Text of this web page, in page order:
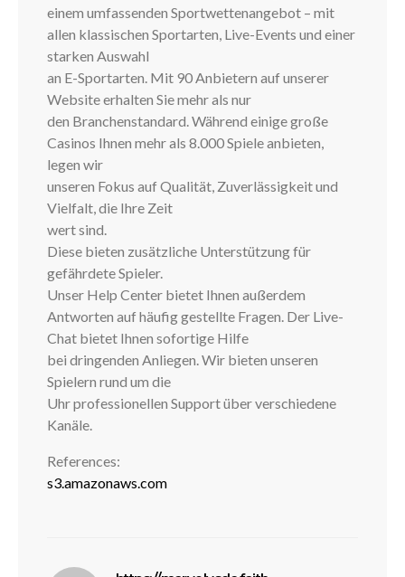
einem umfassenden Sportwettenangebot – mit
allen klassischen Sportarten, Live-Events und einer
starken Auswahl
an E-Sportarten. Mit 90 Anbietern auf unserer
Website erhalten Sie mehr als nur
den Branchenstandard. Während einige große
Casinos Ihnen mehr als 8.000 Spiele anbieten,
legen wir
unseren Fokus auf Qualität, Zuverlässigkeit und
Vielfalt, die Ihre Zeit
wert sind.
Diese bieten zusätzliche Unterstützung für
gefährdete Spieler.
Unser Help Center bietet Ihnen außerdem
Antworten auf häufig gestellte Fragen. Der Live-
Chat bietet Ihnen sofortige Hilfe
bei dringenden Anliegen. Wir bieten unseren
Spielern rund um die
Uhr professionellen Support über verschiedene
Kanäle.
References:
s3.amazonaws.com